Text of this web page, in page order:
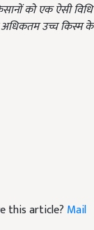
को एक ऐसी विधि
उच्च किस्म के
this article? Mail